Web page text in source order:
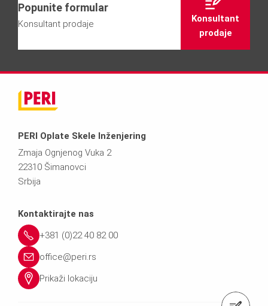
Popunite formular
Konsultant prodaje
Konsultant
prodaje
PERI Oplate Skele Inženjering
Zmaja Ognjenog Vuka 2
22310 Šimanovci
Srbija
Kontaktirajte nas
+381 (0)22 40 82 00
office@peri.rs
Prikaži lokaciju